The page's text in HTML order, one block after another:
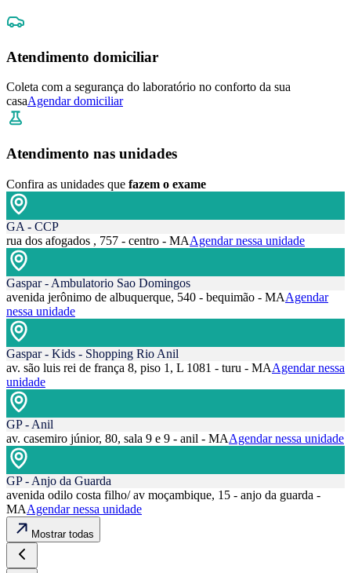
Atendimento domiciliar
Coleta com a segurança do laboratório no conforto da sua
casaAgendar domiciliar
Atendimento nas unidades
Confira as unidades que fazem o exame
GA - CCP
rua dos afogados , 757 - centro - MAAgendar nessa unidade
Gaspar - Ambulatorio Sao Domingos
avenida jerônimo de albuquerque, 540 - bequimão - MAAgendar
nessa unidade
Gaspar - Kids - Shopping Rio Anil
av. são luis rei de frança 8, piso 1, L 1081 - turu - MAAgendar nessa
unidade
GP - Anil
av. casemiro júnior, 80, sala 9 e 9 - anil - MAAgendar nessa unidade
GP - Anjo da Guarda
avenida odilo costa filho/ av moçambique, 15 - anjo da guarda -
MAAgendar nessa unidade
Mostrar todas